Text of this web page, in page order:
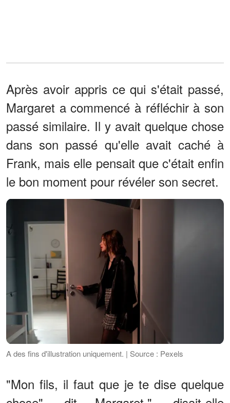
Après avoir appris ce qui s'était passé,
Margaret a commencé à réfléchir à son
passé similaire. Il y avait quelque chose
dans son passé qu'elle avait caché à
Frank, mais elle pensait que c'était enfin
le bon moment pour révéler son secret.
A des fins d'illustration uniquement. | Source : Pexels
"Mon fils, il faut que je te dise quelque